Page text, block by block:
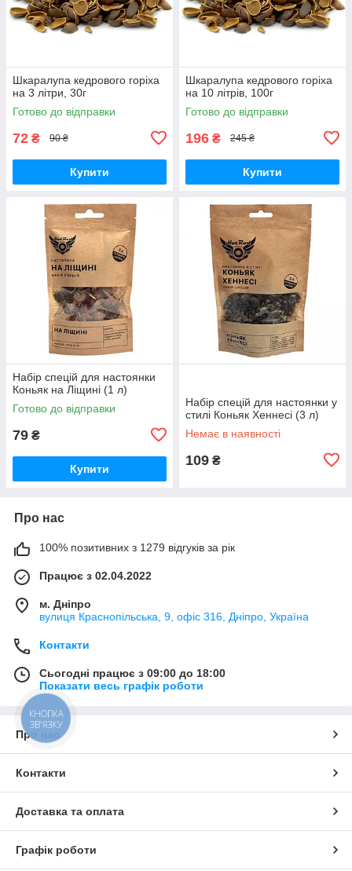
Шкаралупа кедрового горіха
на 3 літри, 30г
Готово до відправки
72 ₴ 90 ₴
Купити
Шкаралупа кедрового горіха
на 10 літрів, 100г
Готово до відправки
196 ₴ 245 ₴
Купити
Набір спецій для настоянки
Коньяк на Ліщині (1 л)
Готово до відправки
79 ₴
Купити
Набір спецій для настоянки у
стилі Коньяк Хеннесі (3 л)
Немає в наявності
109 ₴
Про нас
100% позитивних з 1279 відгуків за рік
Працює з 02.04.2022
м. Дніпро
вулиця Краснопільська, 9, офіс 316, Дніпро, Україна
Контакти
Сьогодні працює з 09:00 до 18:00
Показати весь графік роботи
Про нас
Контакти
Доставка та оплата
Графік роботи
КНОПКА
ЗВ'ЯЗКУ